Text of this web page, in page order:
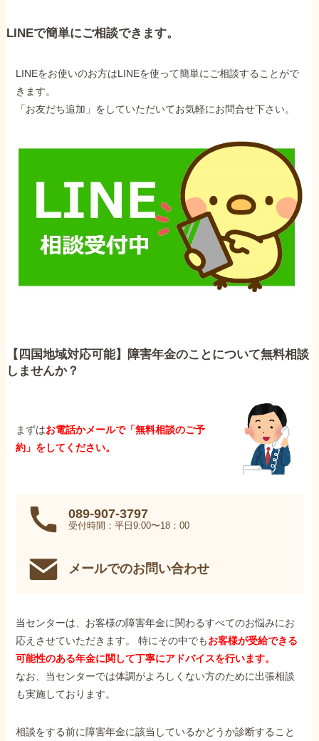
LINEで簡単にご相談できます。
LINEをお使いのお方はLINEを使って簡単にご相談することがで
きます。
「お友だち追加」をしていただいてお気軽にお問合せ下さい。
【四国地域対応可能】障害年金のことについて無料相談
しませんか？
まずはお電話かメールで「無料相談のご予
約」をしてください。
089-907-3797
受付時間：平日9:00〜18：00
メールでのお問い合わせ
当センターは、お客様の障害年金に関わるすべてのお悩みにお
応えさせていただきます。 特にその中でもお客様が受給できる
可能性のある年金に関して丁寧にアドバイスを行います。
なお、当センターでは体調がよろしくない方のために出張相談
も実施しております。
相談をする前に障害年金に該当しているかどうか診断すること